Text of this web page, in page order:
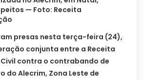
presas nesta terça-feira (24),
conjunta entre a Receita
Civil contra o contrabando de
do Alecrim, Zona Leste de